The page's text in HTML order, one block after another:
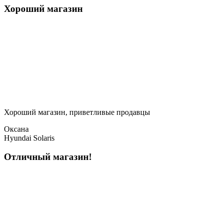
Хороший магазин
Хороший магазин, приветливые продавцы
Оксана
Hyundai Solaris
Отличный магазин!